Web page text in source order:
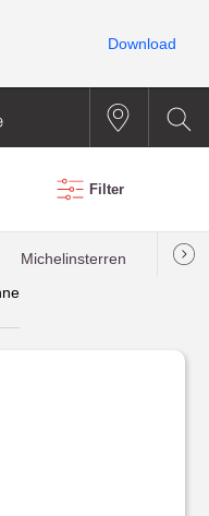
Filter
Michelinsterren
Download